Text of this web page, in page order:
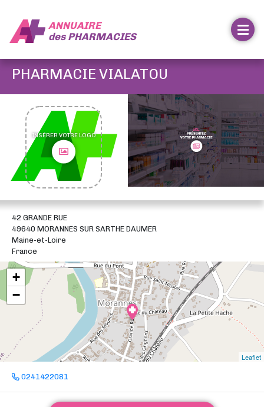
ANNUAIRE
desPHARMACIES
PHARMACIE VIALATOU
INSÉRER VOTRE LOGO
42 GRANDE RUE
49640 MORANNES SUR SARTHE DAUMER
Maine-et-Loire
France
+
−
Leaflet
0241422081